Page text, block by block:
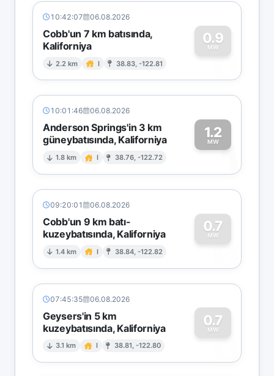
10:42:07 06.08.2026
Cobb'un 7 km batısında,
Kaliforniya
2.2 km I 38.83, -122.81
0.9
MW
0
10:01:46 06.08.2026
Anderson Springs'in 3 km
güneybatısında, Kaliforniya
1.8 km I 38.76, -122.72
1.2
MW1
09:20:01 06.08.2026
Cobb'un 9 km batı-
kuzeybatısında, Kaliforniya
1.4 km I 38.84, -122.82
0.7
MW
0
07:45:35 06.08.2026
Geysers'in 5 km
kuzeybatısında, Kaliforniya
3.1 km I 38.81, -122.80
0.7
MW
0